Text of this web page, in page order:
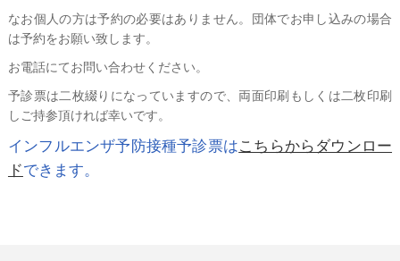
なお個人の方は予約の必要はありません。団体でお申し込みの場合
は予約をお願い致します。
お電話にてお問い合わせください。
予診票は二枚綴りになっていますので、両面印刷もしくは二枚印刷
しご持参頂ければ幸いです。
インフルエンザ予防接種予診票はこちらからダウンロー
ドできます。